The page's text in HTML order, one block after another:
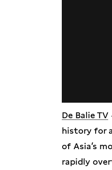
De Balie TV
history for
of Asia’s
rapidly